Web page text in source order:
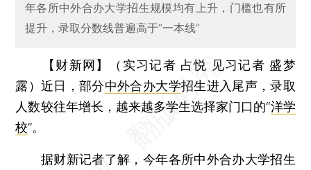
年各所中外合办大学招生规模均有上升，门槛也有所
提升，录取分数线普遍高于“一本线”
【财新网】（实习记者 占悦 见习记者 盛梦
露）近日，部分中外合办大学招生进入尾声，录取
人数较往年增长，越来越多学生选择家门口的“洋学
校”。
据财新记者了解，今年各所中外合办大学招生